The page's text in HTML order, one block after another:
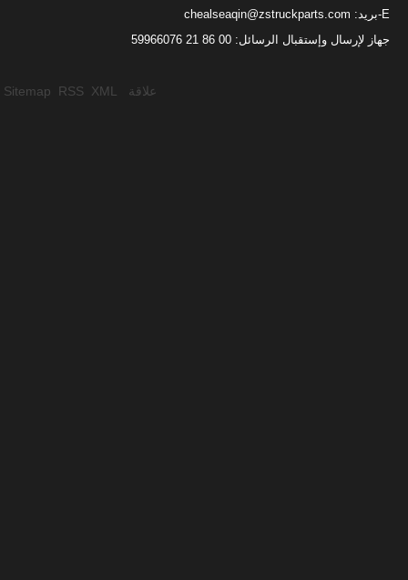
E-بريد:
chealseaqin@zstruckparts.com
جهاز لإرسال وإستقبال الرسائل: 00 86 21 59966076
علاقة Sitemap RSS XML